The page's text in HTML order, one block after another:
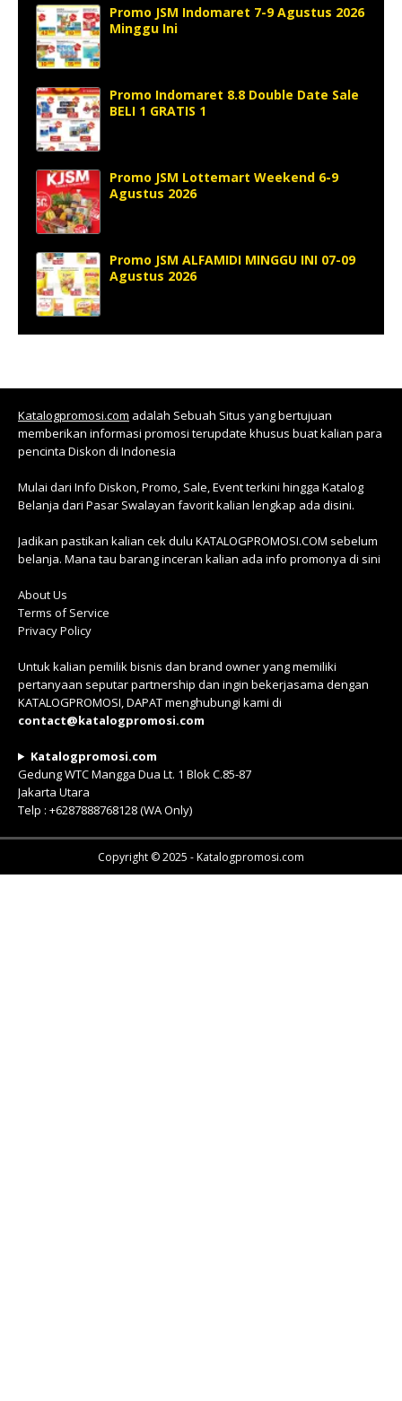
Promo JSM Indomaret 7-9 Agustus 2026
Minggu Ini
Promo Indomaret 8.8 Double Date Sale
BELI 1 GRATIS 1
Promo JSM Lottemart Weekend 6-9
Agustus 2026
Promo JSM ALFAMIDI MINGGU INI 07-09
Agustus 2026
Katalogpromosi.com adalah Sebuah Situs yang bertujuan
memberikan informasi promosi terupdate khusus buat kalian para
pencinta Diskon di Indonesia
Mulai dari Info Diskon, Promo, Sale, Event terkini hingga Katalog
Belanja dari Pasar Swalayan favorit kalian lengkap ada disini.
Jadikan pastikan kalian cek dulu KATALOGPROMOSI.COM sebelum
belanja. Mana tau barang inceran kalian ada info promonya di sini
About Us
Terms of Service
Privacy Policy
Untuk kalian pemilik bisnis dan brand owner yang memiliki
pertanyaan seputar partnership dan ingin bekerjasama dengan
KATALOGPROMOSI, DAPAT menghubungi kami di
contact@katalogpromosi.com
Katalogpromosi.com
Gedung WTC Mangga Dua Lt. 1 Blok C.85-87
Jakarta Utara
Telp : +6287888768128 (WA Only)
Copyright © 2025 - Katalogpromosi.com